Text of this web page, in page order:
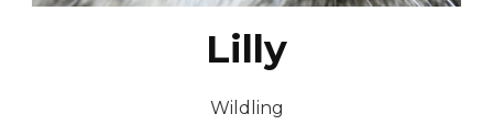
Lilly
Wildling